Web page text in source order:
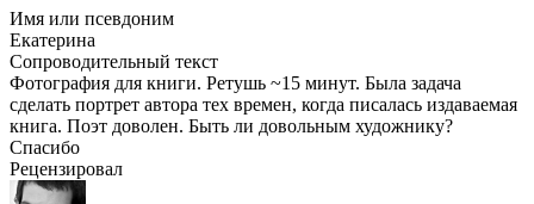
Имя или псевдоним
Екатерина
Сопроводительный текст
Фотография для книги. Ретушь ~15 минут. Была задача
сделать портрет автора тех времен, когда писалась издаваемая
книга. Поэт доволен. Быть ли довольным художнику?
Спасибо
Рецензировал